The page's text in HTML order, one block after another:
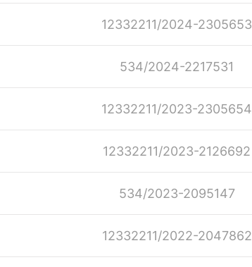
12332211/2024-2305653
534/2024-2217531
12332211/2023-2305654
12332211/2023-2126692
534/2023-2095147
12332211/2022-2047862